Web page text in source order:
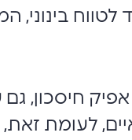
לטווח בינוני,
אפיק חיסכון,
לעומת